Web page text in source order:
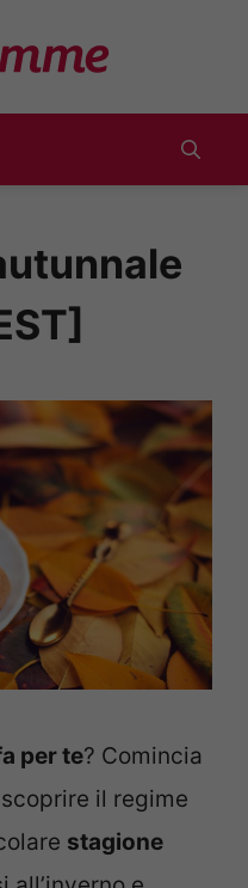
per te? Comincia
il regime
stagione